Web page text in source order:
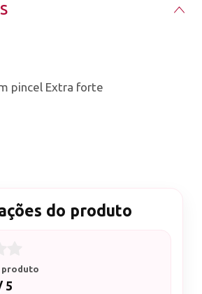
pincel Extra forte
do produto
produto
5